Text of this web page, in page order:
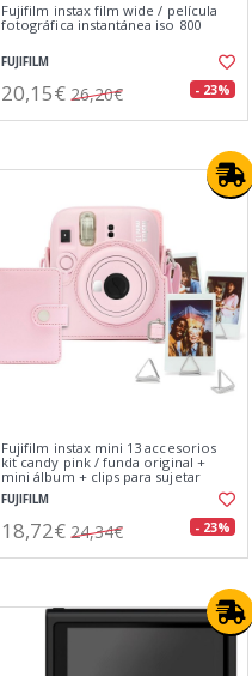
Fujifilm instax film wide / película
fotográfica instantánea iso 800
FUJIFILM
20,15€ 26,20€ - 23%
Fujifilm instax mini 13 accesorios
kit candy pink / funda original +
mini álbum + clips para sujetar
fotos
FUJIFILM
18,72€ 24,34€ - 23%